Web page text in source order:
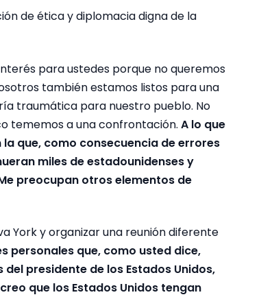
de ética y diplomacia digna de la
para ustedes porque no queremos
también estamos listos para una
traumática para nuestro pueblo. No
tememos a una confrontación. A lo que
que, como consecuencia de errores
miles de estadounidenses y
preocupan otros elementos de
York y organizar una reunión diferente
personales que, como usted dice,
presidente de los Estados Unidos,
que los Estados Unidos tengan